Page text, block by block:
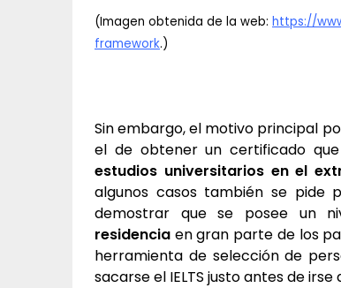
(Imagen obtenida de la web: https://
framework.)
Sin embargo, el motivo principal
el de obtener un certificado
estudios universitarios en el
algunos casos también se pide
demostrar que se posee un
residencia en gran parte de los
herramienta de selección de
sacarse el IELTS justo antes de